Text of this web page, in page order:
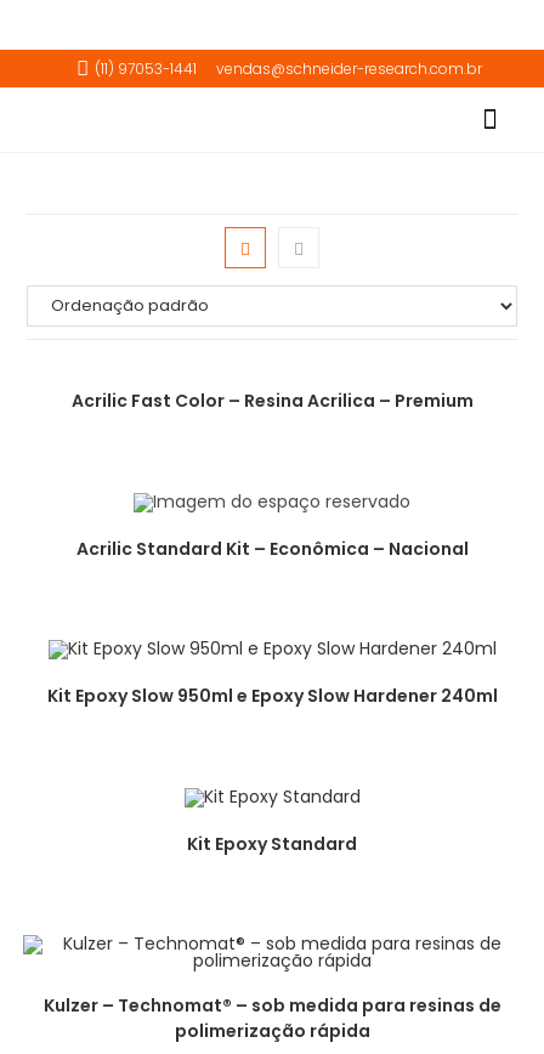
(11) 97053-1441 vendas@schneider-research.com.br
Acrilic Fast Color – Resina Acrilica – Premium
Acrilic Standard Kit – Econômica – Nacional
Kit Epoxy Slow 950ml e Epoxy Slow Hardener 240ml
Kit Epoxy Standard
Kulzer – Technomat® – sob medida para resinas de
polimerização rápida